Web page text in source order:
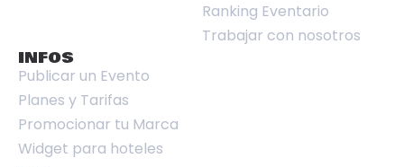
Ranking Eventario
Trabajar con nosotros
INFOS
Publicar un Evento
Planes y Tarifas
Promocionar tu Marca
Widget para hoteles